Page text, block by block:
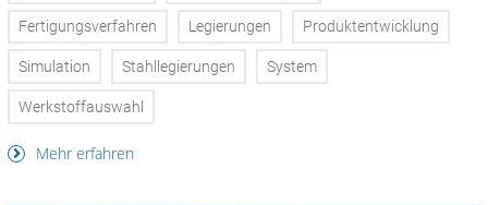
Fertigungsverfahren Legierungen Produktentwicklung
Simulation Stahllegierungen System
Werkstoffauswahl
Mehr erfahren